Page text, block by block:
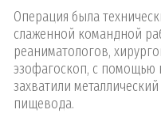
Операция была
слаженной командной
реаниматологов,
эзофагоскоп, с помощью
захватили
пищевода.